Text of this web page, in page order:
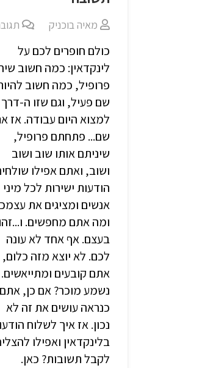
מאיה בוכניק
כולם חופרים לכם על
לינקדאין: כמה חשוב
פרופיל, כמה חשוב
שם פעיל, וגם שזו ה-דרך
למצוא היום עבודה. אז
שם... פתחתם פרופיל,
שיניתם אותו שוב ושוב
ושוב, ואתם אפילו
הודעות ישירות לכל מיני
אנשים ומציגים את
ומה אתם מחפשים.
בעצם. אף אחד לא עונה
לכם. לא יוצא מזה כלום,
אתם קובעים ומתייאשים.
נשמע מוכר? אם כן, אתם
כנראה עושים את זה לא
נכון. אז איך לשלוח
בלינקדאין ואפילו
לקבל תשובות? כאן.